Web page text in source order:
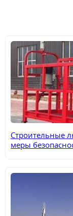
Строительные
меры